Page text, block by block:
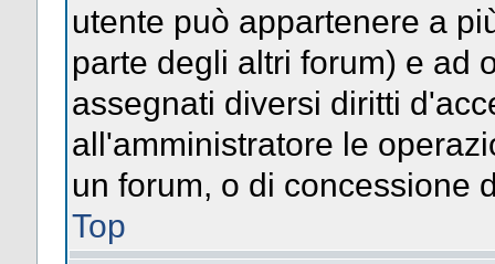
utente può appartenere a
parte degli altri forum) e ad
assegnati diversi diritti
all'amministratore le
un forum, o di concessione
Top